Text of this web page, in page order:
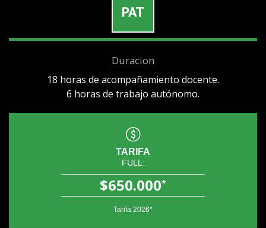
Whatsapp
PAT
Duracion
18 horas de acompañamiento docente.
6 horas de trabajo autónomo.
TARIFA
FULL:
$650.000*
Tarifa 2026*